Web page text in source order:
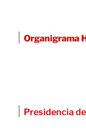
Organigrama
Presidencia